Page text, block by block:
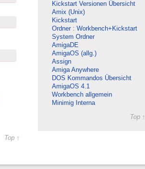
Top ↑
Kickstart Versionen Übersicht
Amix (Unix)
Kickstart
Ordner : Workbench+Kickstart
System Ordner
AmigaDE
AmigaOS (allg.)
Assign
Amiga Anywhere
DOS Kommandos Übersicht
AmigaOS 4.1
Workbench allgemein
Minimig Interna
Top ↑